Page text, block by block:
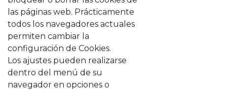
las páginas web. Prácticamente
todos los navegadores actuales
permiten cambiar la
configuración de Cookies.
Los ajustes pueden realizarse
dentro del menú de su
navegador en opciones o